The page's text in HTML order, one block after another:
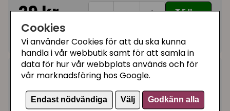
Cookies
Vi använder Cookies för att du ska kunna
handla i vår webbutik samt för att samla in
data för hur vår webbplats används och för
vår marknadsföring hos Google.
Endast nödvändiga Välj Godkänn alla
29 kr − + Köp
I lager, leveranstid 1-3 vardagar
Kategorier:
Kattmyntaleksaker
Till kattungen